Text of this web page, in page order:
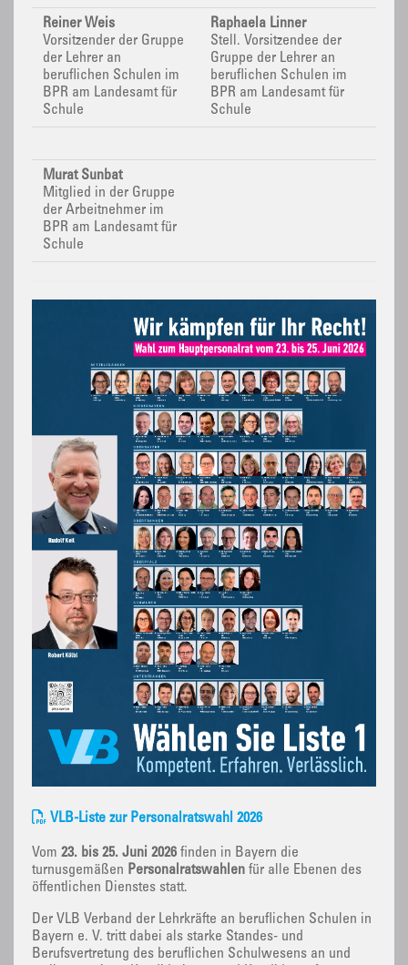
Reiner Weis
Vorsitzender der Gruppe
der Lehrer an
beruflichen Schulen im
BPR am Landesamt für
Schule
Raphaela Linner
Stell. Vorsitzendee der
Gruppe der Lehrer an
beruflichen Schulen im
BPR am Landesamt für
Schule
Murat Sunbat
Mitglied in der Gruppe
der Arbeitnehmer im
BPR am Landesamt für
Schule
VLB-Liste zur Personalratswahl 2026
Vom 23. bis 25. Juni 2026 finden in Bayern die
turnusgemäßen Personalratswahlen für alle Ebenen des
öffentlichen Dienstes statt.
Der VLB Verband der Lehrkräfte an beruflichen Schulen in
Bayern e. V. tritt dabei als starke Standes- und
Berufsvertretung des beruflichen Schulwesens an und